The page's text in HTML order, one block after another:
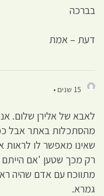
בברכה
דעת – אמת
15 שנים •
לאבא של אלירן שלום.
מהסתכלות באתר אבל
שאינו מאפשר לו
רק מכך שטען 'אם
מתווכח עם אדם שהיה
גמרא.